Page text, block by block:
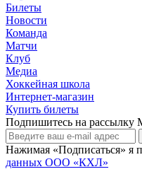
Билеты
Новости
Команда
Матчи
Клуб
Медиа
Хоккейная школа
Интернет-магазин
Купить билеты
Подпишитесь на
Нажимая «Подписаться» я
данных ООО «КХЛ»